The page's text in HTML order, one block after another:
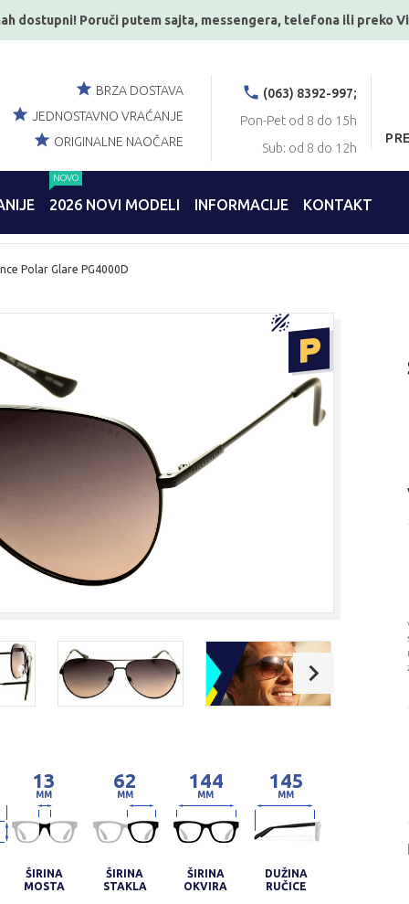
dostupni! Poruči putem sajta, messengera, telefona ili preko
(063) 8392-997;
Pon-Pet od 8 do 15h
Sub: od 8 do 12h
BRZA DOSTAVA
JEDNOSTAVNO VRAĆANJE
ORIGINALNE NAOČARE
2026 NOVI MODELI
NOVO
INFORMACIJE KONTAKT
Polar Glare PG4000D
13
MM
ŠIRINA
MOSTA
62
MM
ŠIRINA
STAKLA
144
MM
ŠIRINA
OKVIRA
145
MM
DUŽINA
RUČICE